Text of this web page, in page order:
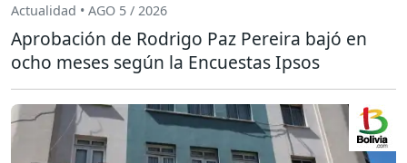
Actualidad • AGO 5 / 2026
Aprobación de Rodrigo Paz Pereira bajó en
ocho meses según la Encuestas Ipsos